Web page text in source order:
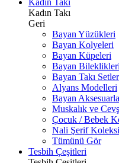
Kadın Takı
Kadın Takı
Geri
Bayan Yüzükleri
Bayan Kolyeleri
Bayan Küpeleri
Bayan Bileklikleri
Bayan Takı
Alyans Modelleri
Bayan
Muskalık ve
Çocuk / Bebek
Nali Şerif
Tümünü Gör
Tesbih Çeşitleri